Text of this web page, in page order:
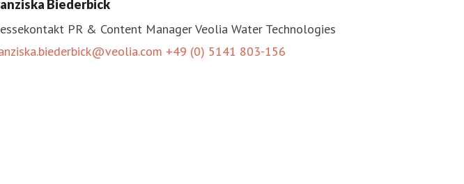
Biederbick
PR & Content ManagerVeolia Water Technologies
+49 (0) 5141 803-156